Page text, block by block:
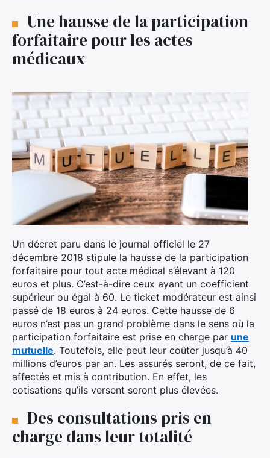
Une hausse de la participation
forfaitaire pour les actes
médicaux
Un décret paru dans le journal officiel le 27
décembre 2018 stipule la hausse de la participation
forfaitaire pour tout acte médical s’élevant à 120
euros et plus. C’est-à-dire ceux ayant un coefficient
supérieur ou égal à 60. Le ticket modérateur est ainsi
passé de 18 euros à 24 euros. Cette hausse de 6
euros n’est pas un grand problème dans le sens où la
participation forfaitaire est prise en charge par une
mutuelle. Toutefois, elle peut leur coûter jusqu’à 40
millions d’euros par an. Les assurés seront, de ce fait,
affectés et mis à contribution. En effet, les
cotisations qu’ils versent seront plus élevées.
Des consultations pris en
charge dans leur totalité